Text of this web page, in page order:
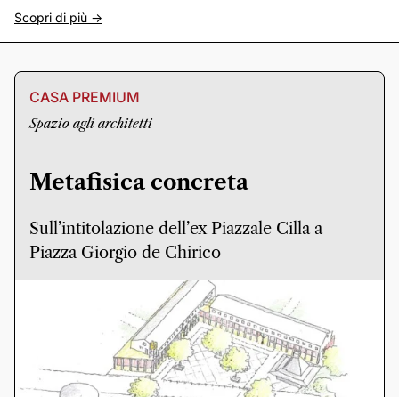
Scopri di più ->
CASA PREMIUM
Spazio agli architetti
Metafisica concreta
Sull’intitolazione dell’ex Piazzale Cilla a
Piazza Giorgio de Chirico